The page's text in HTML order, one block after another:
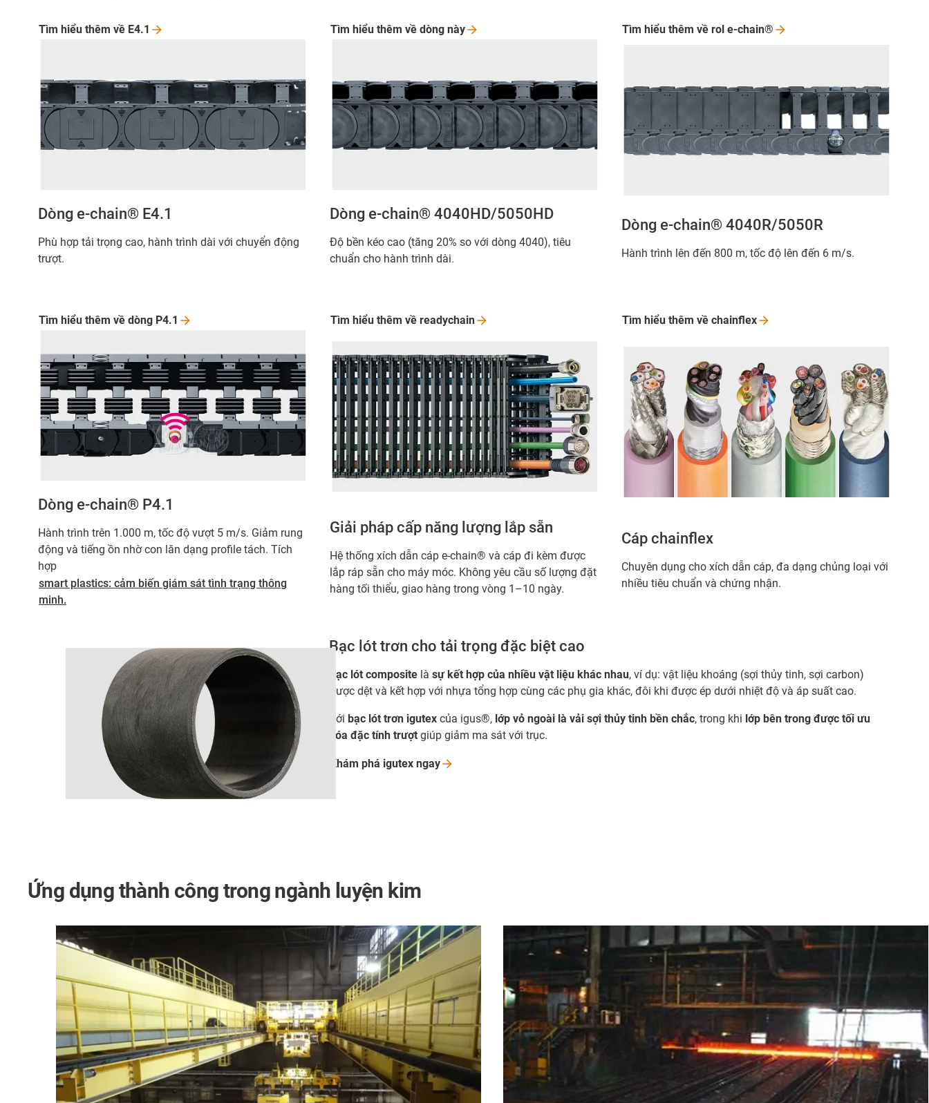
Dòng e-chain® E4.1
Phù hợp tải trọng cao, hành trình dài với chuyển động
trượt.
Tìm hiểu thêm về E4.1
Dòng e-chain® 4040HD/5050HD
Độ bền kéo cao (tăng 20% so với dòng 4040), tiêu
chuẩn cho hành trình dài.
Tìm hiểu thêm về dòng này
Dòng e-chain® 4040R/5050R
Hành trình lên đến 800 m, tốc độ lên đến 6 m/s.
Tìm hiểu thêm về rol e-chain®
Dòng e-chain® P4.1
Hành trình trên 1.000 m, tốc độ vượt 5 m/s. Giảm rung
động và tiếng ồn nhờ con lăn dạng profile tách. Tích
hợp
smart plastics: cảm biến giám sát tình trạng thông
minh.
Tìm hiểu thêm về dòng P4.1
Giải pháp cấp năng lượng lắp sẵn
Hệ thống xích dẫn cáp e-chain® và cáp đi kèm được
lắp ráp sẵn cho máy móc. Không yêu cầu số lượng đặt
hàng tối thiểu, giao hàng trong vòng 1–10 ngày.
Tìm hiểu thêm về readychain
Cáp chainflex
Chuyên dụng cho xích dẫn cáp, đa dạng chủng loại với
nhiều tiêu chuẩn và chứng nhận.
Tìm hiểu thêm về chainflex
Bạc lót trơn cho tải trọng đặc biệt cao
Bạc lót composite làsự kết hợp của nhiều vật liệu khác nhau, ví dụ: vật liệu khoáng (sợi thủy tinh, sợi carbon)
được dệt và kết hợp với nhựa tổng hợp cùng các phụ gia khác, đôi khi được ép dưới nhiệt độ và áp suất cao.
Vớibạc lót trơn igutex của igus®, lớp vỏ ngoài là vải sợi thủy tinh bền chắc, trong khi lớp bên trong được tối ưu
hóa đặc tính trượt giúp giảm ma sát với trục.
Khám phá igutexngay
Ứng dụng thành công trong ngành luyện kim